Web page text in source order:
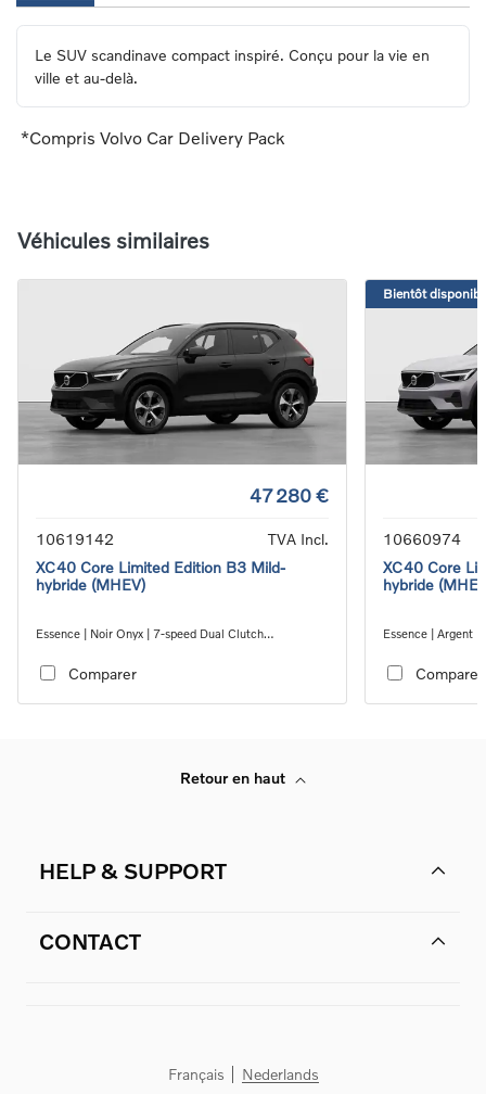
Le SUV scandinave compact inspiré. Conçu pour la vie en
ville et au-delà.
*Compris Volvo Car Delivery Pack
Véhicules similaires
47 280 €
10619142
TVA Incl.
XC40 Core Limited Edition B3 Mild-
hybride (MHEV)
Essence | Noir Onyx | 7-speed Dual Clutch
Comparer
Bientôt
10660974
XC40 Core
hybride
Essence | Argent
Comparer
Retour en haut
HELP & SUPPORT
CONTACT
Français Nederlands